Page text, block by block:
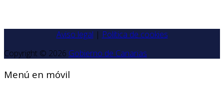
Aviso legal | Política de cookies
Copyright © 2026 Gobierno de Canarias
Menú en móvil